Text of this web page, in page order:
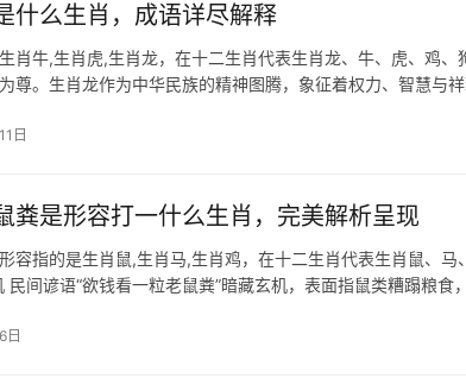
什么生肖，成语详尽解释
肖牛,生肖虎,生肖龙，在十二生肖代表生肖龙、牛、虎、鸡
尊。生肖龙作为中华民族的精神图腾，象征着权力、智慧与
日
粪是形容打一什么生肖，完美解析呈现
容指的是生肖鼠,生肖马,生肖鸡，在十二生肖代表生肖鼠、
民间谚语“欲钱看一粒老鼠粪”暗藏玄机，表面指鼠类糟蹋粮食
日